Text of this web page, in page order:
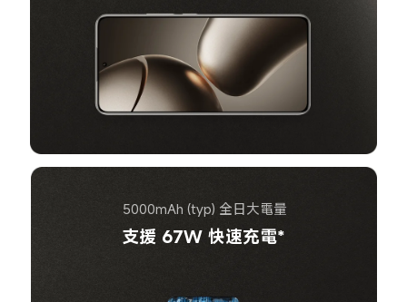
5000mAh (typ) 全日大電量
支援 67W 快速充電*